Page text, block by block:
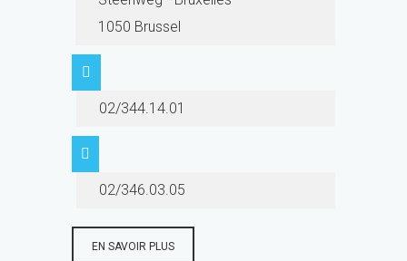
1050 Brussel
02/344.14.01
02/346.03.05
EN SAVOIR PLUS